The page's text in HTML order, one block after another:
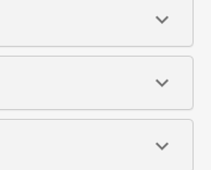
keyboard_arrow_down
keyboard_arrow_down
keyboard_arrow_down